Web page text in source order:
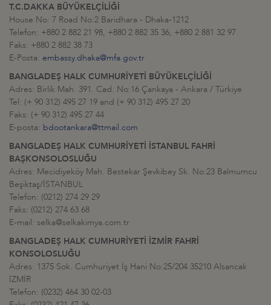
T.C.DAKKA BÜYÜKELÇİLİĞİ
House No: 7 Road No:2 Baridhara - Dhaka-1212
Telefon: +880 2 882 21 98, +880 2 882 35 36, +880 2 881 32 97
Faks: +880 2 882 38 73
E-Posta: embassy.dhaka@mfa.gov.tr
BANGLADEŞ HALK CUMHURİYETİ BÜYÜKELÇİLİĞİ
Adres: Birlik Mah. 391. Cad. No:16 Çankaya - Ankara / Türkiye
Tel: (+ 90 312) 495 27 19 and (+ 90 312) 495 27 20
Faks: (+ 90 312) 495 27 44
E-posta: bdootankara@ttmail.com
BANGLADEŞ HALK CUMHURİYETİ İSTANBUL FAHRİ
BAŞKONSOLOSLUĞU
Adres: Mecidiyeköy Mah. Bestekar Şevkibey Sk. No:23 Balmumcu
Beşiktaş/İSTANBUL
Telefon: (0212) 274 29 29
Faks: (0212) 274 63 68
E-mail: selka@selkakimya.com.tr
BANGLADEŞ HALK CUMHURİYETİ İZMİR FAHRİ
KONSOLOSLUĞU
Adres: 1375 Sok. Cumhuriyet İş Hani No:25/204 35210 Alsancak
İZMİR
Telefon: (0232) 464 30 02-03